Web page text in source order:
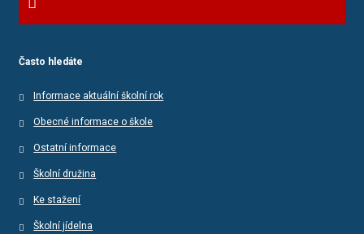
Často hledáte
Informace aktuální školní rok
Obecné informace o škole
Ostatní informace
Školní družina
Ke stažení
Školní jídelna